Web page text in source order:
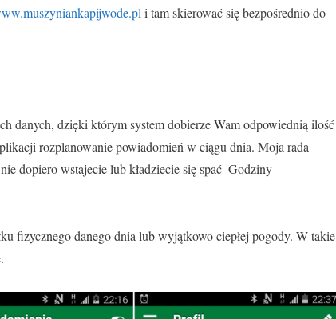
i tam skierować się bezpośrednio do
danych, dzięki którym system dobierze Wam odpowiednią ilość
rozplanowanie powiadomień w ciągu dnia. Moja rada
dopiero wstajecie lub kładziecie się spać Godziny
fizycznego danego dnia lub wyjątkowo ciepłej pogody. W takie